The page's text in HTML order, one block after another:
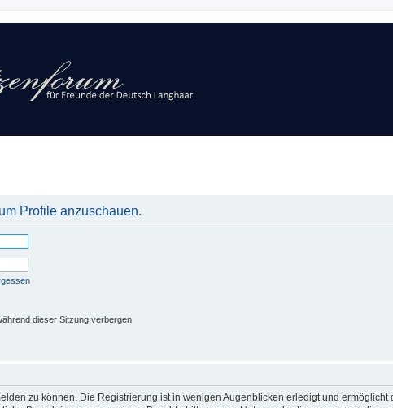
Profile anzuschauen.
dieser Sitzung verbergen
zu können. Die Registrierung ist in wenigen Augenblicken erledigt und